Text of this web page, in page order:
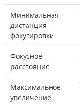
Минимальная
дистанция
фокусировки
Фокусное
расстояние
Максимальное
увеличение